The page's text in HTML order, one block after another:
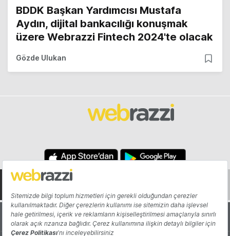
BDDK Başkan Yardımcısı Mustafa
Aydın, dijital bankacılığı konuşmak
üzere Webrazzi Fintech 2024'te olacak
Gözde Ulukan
Hakkında Yazarlar